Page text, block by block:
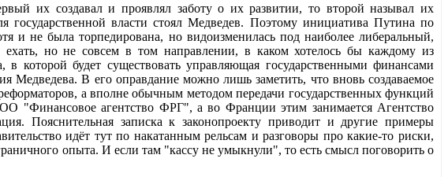
их создавал и проявлял заботу о их развитии, то второй называл их
государственной власти стоял Медведев. Поэтому инициатива Путина по
и не была торпедирована, но видоизменилась под наиболее либеральный,
но не совсем в том направлении, в каком хотелось бы каждому из
которой будет существовать управляющая государственными финансами
В его оправдание можно лишь заметить, что вновь создаваемое
а вполне обычным методом передачи государственных функций
"Финансовое агентство ФРГ", а во Франции этим занимается Агентство
Пояснительная записка к законопроекту приводит и другие примеры
идёт тут по накатанным рельсам и разговоры про какие-то риски,
опыта. И если там "кассу не умыкнули", то есть смысл поговорить о